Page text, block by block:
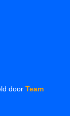
door Team